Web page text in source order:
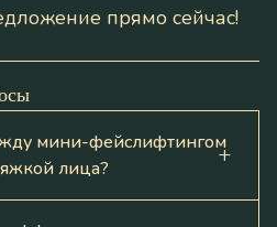
прямо сейчас!
мини-фейслифтингом
лица?